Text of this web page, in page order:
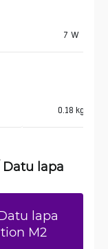
7 W
0.18 kg
lapa
lapa
M2